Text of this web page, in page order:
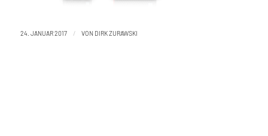
24. JANUAR 2017 / VON DIRK ZURAWSKI